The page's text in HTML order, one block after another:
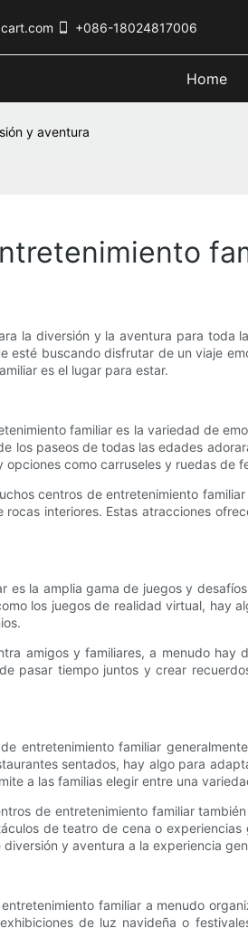
+086-18024817006
Home
y aventura
la diversión y la aventura para
esté buscando disfrutar de un viaje
es el lugar para estar.
familiar es la variedad de
los paseos de todas las edades
como carruseles y ruedas de
centros de entretenimiento
interiores. Estas atracciones
la amplia gama de juegos y
los juegos de realidad virtual,
amigos y familiares, a menudo
pasar tiempo juntos y crear
entretenimiento familiar
sentados, hay algo para
a las familias elegir entre una
de entretenimiento familiar
de teatro de cena o
y aventura a la experiencia
familiar a menudo
de luz navideña o